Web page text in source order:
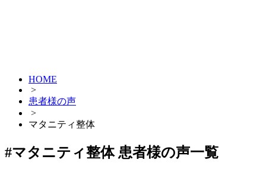
HOME
>
患者様の声
>
マタニティ整体
#マタニティ整体 患者様の声一覧